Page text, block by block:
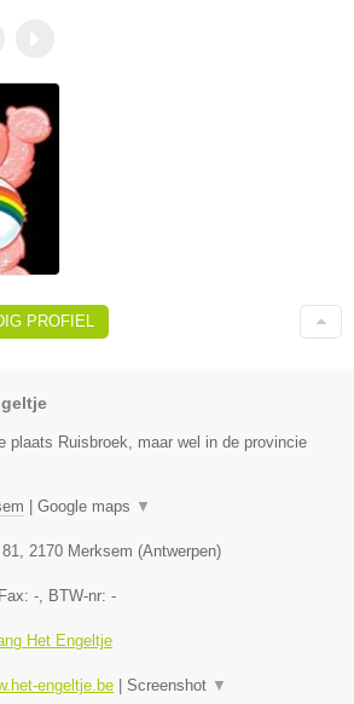
PROFIEL
plaats Ruisbroek, maar wel in de provincie
Google maps ▼
, 2170 Merksem (Antwerpen)
-, BTW-nr: -
Het Engeltje
engeltje.be Screenshot ▼